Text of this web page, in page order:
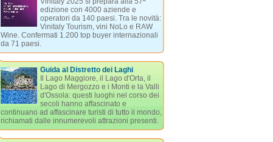
edizione con 4000 aziende e
operatori da 140 paesi. Tra le novità:
Vinitaly Tourism, vini NoLo e RAW
Wine. Confermati 1.200 top buyer internazionali
da 71 paesi.
Guida al Distretto dei Laghi
Il Lago Maggiore, il Lago d'Orta, il
Lago di Mergozzo e i Monti e la Valli
d'Ossola: questi luoghi nel corso dei
secoli hanno affascinato e
continuano ad affascinare turisti di tutto il mondo,
richiamati dalle innumerevoli attrazioni presenti.